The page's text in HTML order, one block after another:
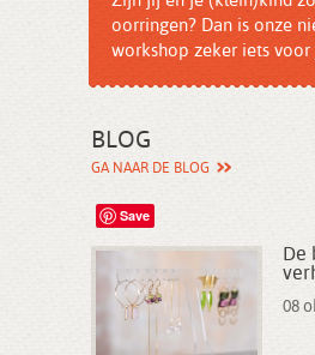
oorringen? Dan is onze
workshop zeker iets voor
workshopruimte
BLOG
GA NAAR DE BLOG
Save
De
08